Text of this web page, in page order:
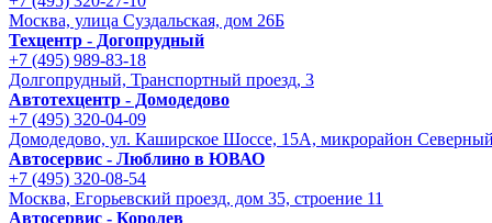
Москва, улица Суздальская, дом 26Б
Техцентр - Догопрудный
+7 (495) 989-83-18
Долгопрудный, Транспортный проезд, 3
Автотехцентр - Домодедово
+7 (495) 320-04-09
Домодедово, ул. Каширское Шоссе, 15А, микрорайон
Автосервис - Люблино в ЮВАО
+7 (495) 320-08-54
Москва, Егорьевский проезд, дом 35, строение 11
Автосервис - Королев